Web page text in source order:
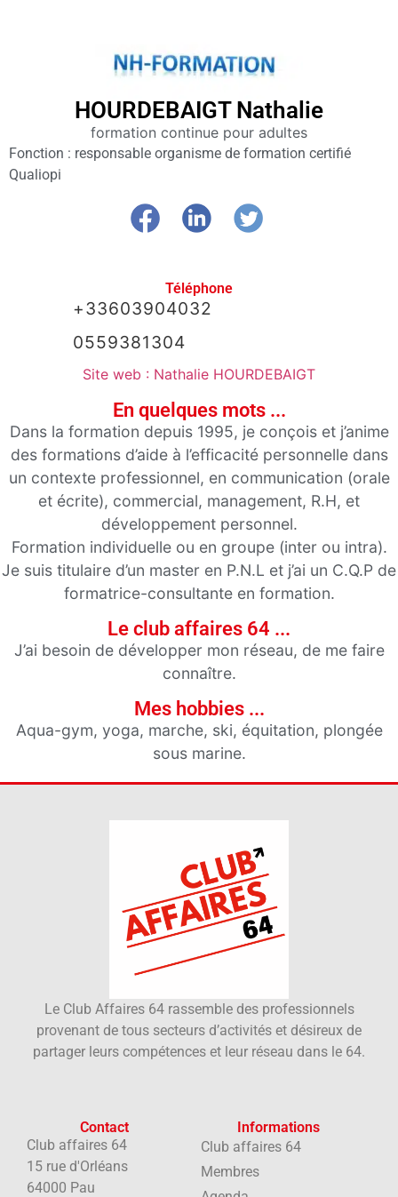
64
Membres
HOURDEBAIGT Nathalie
formation continue pour adultes
Fonction : responsable organisme de formation certifié
Qualiopi
Téléphone
+33603904032
0559381304
Site web : Nathalie HOURDEBAIGT
En quelques mots ...
Dans la formation depuis 1995, je conçois et j’anime
des formations d’aide à l’efficacité personnelle dans
un contexte professionnel, en communication (orale
et écrite), commercial, management, R.H, et
développement personnel.
Formation individuelle ou en groupe (inter ou intra).
Je suis titulaire d’un master en P.N.L et j’ai un C.Q.P de
formatrice-consultante en formation.
Le club affaires 64 ...
J’ai besoin de développer mon réseau, de me faire
connaître.
Mes hobbies ...
Aqua-gym, yoga, marche, ski, équitation, plongée
sous marine.
Le Club Affaires 64 rassemble des professionnels
provenant de tous secteurs d’activités et désireux de
partager leurs compétences et leur réseau dans le 64.
Contact
Club affaires 64
15 rue d'Orléans
64000 Pau
Informations
Club affaires 64
Membres